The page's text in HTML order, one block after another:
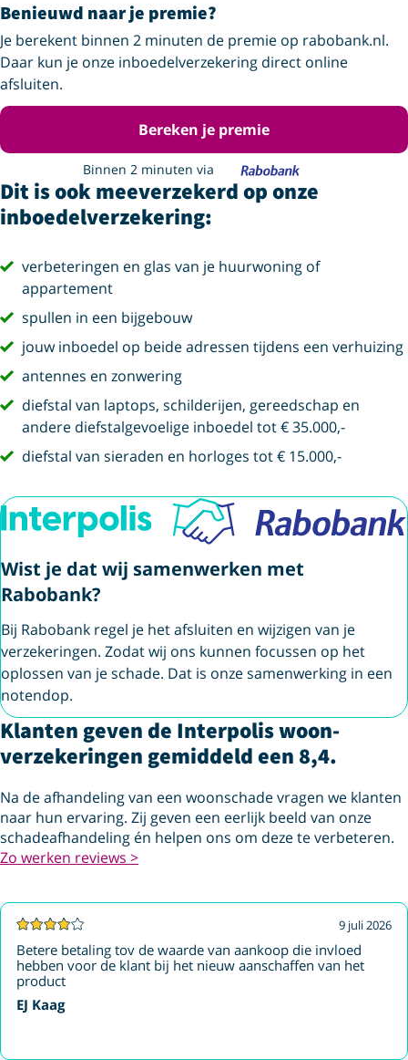
Benieuwd naar je premie?
Je berekent binnen 2 minuten de premie op rabobank.nl.
Daar kun je onze inboedelverzekering direct online
afsluiten.
Bereken je premie
Binnen 2 minuten via
Dit is ook meeverzekerd op onze
inboedelverzekering:
vink
verbeteringen en glas van je huurwoning of
appartement
vink
spullen in een bijgebouw
vink
jouw inboedel op beide adressen tijdens een verhuizing
vink
antennes en zonwering
vink
diefstal van laptops, schilderijen, gereedschap en
andere diefstalgevoelige inboedel tot € 35.000,-
vink
diefstal van sieraden en horloges tot € 15.000,-
Wist je dat wij samenwerken met
Rabobank?
Bij Rabobank regel je het afsluiten en wijzigen van je
verzekeringen. Zodat wij ons kunnen focussen op het
oplossen van je schade. Dat is onze samenwerking in een
notendop.
Klanten geven de Interpolis woon­
verzekeringen gemiddeld een 8,4.
Na de afhandeling van een woonschade vragen we klanten
naar hun ervaring. Zij geven een eerlijk beeld van onze
schadeafhandeling én helpen ons om deze te verbeteren.
Zo werken reviews >
9 juli 2026
Betere betaling tov de waarde van aankoop die invloed
hebben voor de klant bij het nieuw aanschaffen van het
product
EJ Kaag